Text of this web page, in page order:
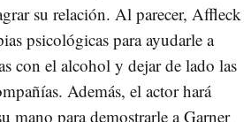
su relación. Al parecer, Affleck
psicológicas para ayudarle a
con el alcohol y dejar de lado las
Además, el actor hará
mano para demostrarle a Garner